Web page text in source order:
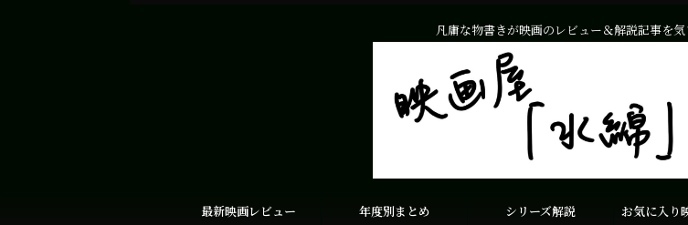
凡庸な物書きが映画のレビュー＆解説記事を気
最新映画レビュー 年度別まとめ シリーズ解説 お気に入り